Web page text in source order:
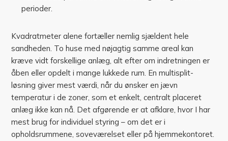
perioder.
Kvadratmeter alene fortæller nemlig sjældent hele
sandheden. To huse med nøjagtig samme areal kan
kræve vidt forskellige anlæg, alt efter om indretningen er
åben eller opdelt i mange lukkede rum. En multisplit-
løsning giver mest værdi, når du ønsker en jævn
temperatur i de zoner, som et enkelt, centralt placeret
anlæg ikke kan nå. Det afgørende er at afklare, hvor I har
mest brug for individuel styring – om det er i
opholdsrummene, soveværelset eller på hjemmekontoret.